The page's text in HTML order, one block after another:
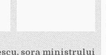
sora ministrului